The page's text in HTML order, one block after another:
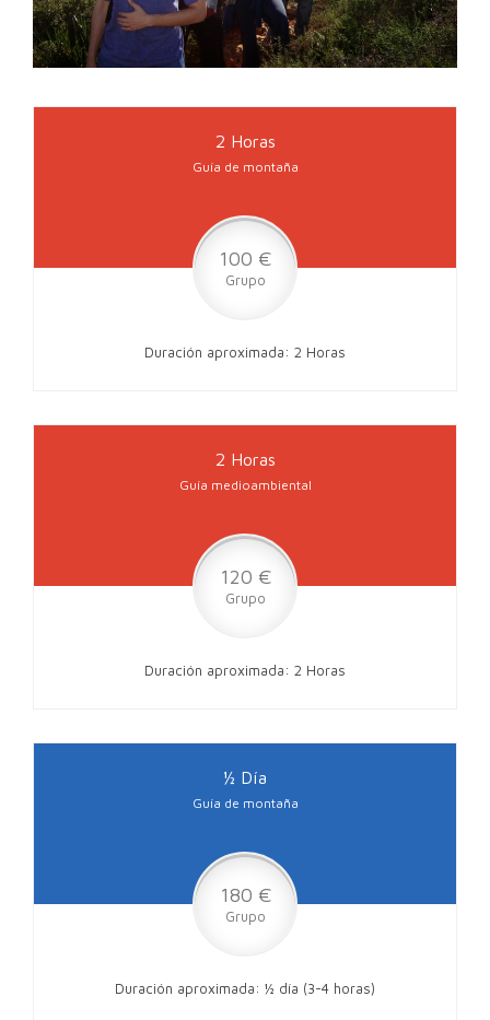
2 Horas
Guía de montaña
100 €
Grupo
Duración aproximada: 2 Horas
2 Horas
Guía medioambiental
120 €
Grupo
Duración aproximada: 2 Horas
½ Día
Guía de montaña
180 €
Grupo
Duración aproximada: ½ día (3-4 horas)